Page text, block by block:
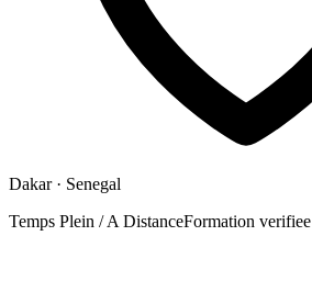
Dakar· Senegal
Temps Plein / A DistanceFormation verifiee